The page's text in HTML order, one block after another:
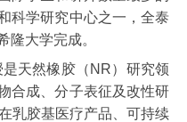
科学研究中心之一，全泰
隆大学完成。
天然橡胶（NR）研究领
合成、分子表征及改性研
乳胶基医疗产品、可持续